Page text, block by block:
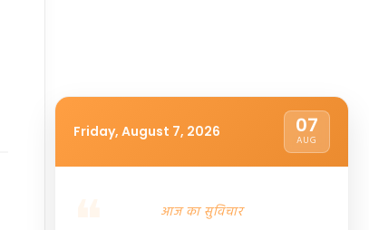
Friday, August 7, 2026 07
AUG
आज का सुविचार